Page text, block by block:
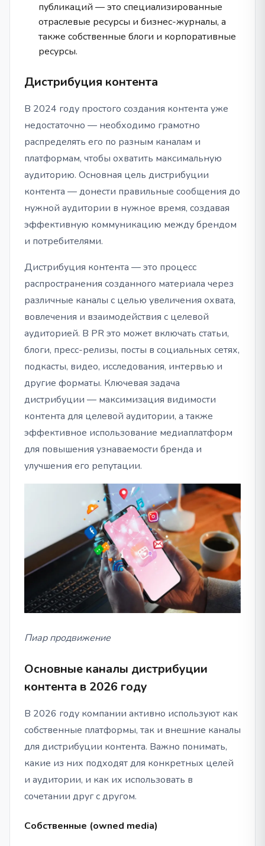
публикаций — это специализированные
отраслевые ресурсы и бизнес-журналы, а
также собственные блоги и корпоративные
ресурсы.
Дистрибуция контента
В 2024 году простого создания контента уже
недостаточно — необходимо грамотно
распределять его по разным каналам и
платформам, чтобы охватить максимальную
аудиторию. Основная цель дистрибуции
контента — донести правильные сообщения до
нужной аудитории в нужное время, создавая
эффективную коммуникацию между брендом
и потребителями.
Дистрибуция контента — это процесс
распространения созданного материала через
различные каналы с целью увеличения охвата,
вовлечения и взаимодействия с целевой
аудиторией. В PR это может включать статьи,
блоги, пресс-релизы, посты в социальных сетях,
подкасты, видео, исследования, интервью и
другие форматы. Ключевая задача
дистрибуции — максимизация видимости
контента для целевой аудитории, а также
эффективное использование медиаплатформ
для повышения узнаваемости бренда и
улучшения его репутации.
Пиар продвижение
Основные каналы дистрибуции
контента в 2026 году
В 2026 году компании активно используют как
собственные платформы, так и внешние каналы
для дистрибуции контента. Важно понимать,
какие из них подходят для конкретных целей
и аудитории, и как их использовать в
сочетании друг с другом.
Собственные (owned media)